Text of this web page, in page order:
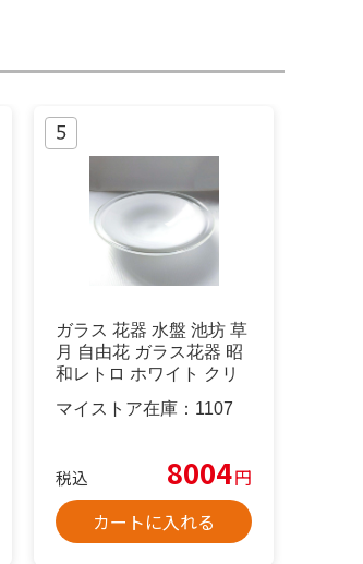
ガラス 花器 水盤 池坊 草
月 自由花 ガラス花器 昭
和レトロ ホワイト クリ
マイストア在庫： 1107
税込 8004円
カートに入れる